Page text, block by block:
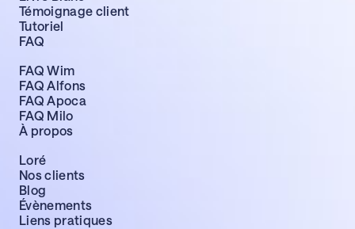
Témoignage client
Tutoriel
FAQ
FAQ Wim
FAQ Alfons
FAQ Apoca
FAQ Milo
À propos
Loré
Nos clients
Blog
Évènements
Liens pratiques